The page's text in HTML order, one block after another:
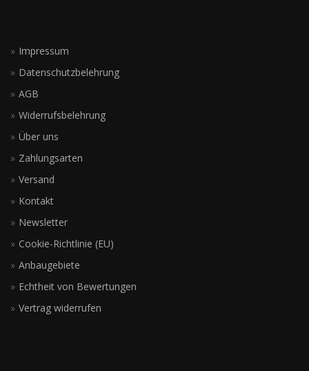
Impressum
Datenschutzbelehrung
AGB
Widerrufsbelehrung
Über uns
Zahlungsarten
Versand
Kontakt
Newsletter
Cookie-Richtlinie (EU)
Anbaugebiete
Echtheit von Bewertungen
Vertrag widerrufen